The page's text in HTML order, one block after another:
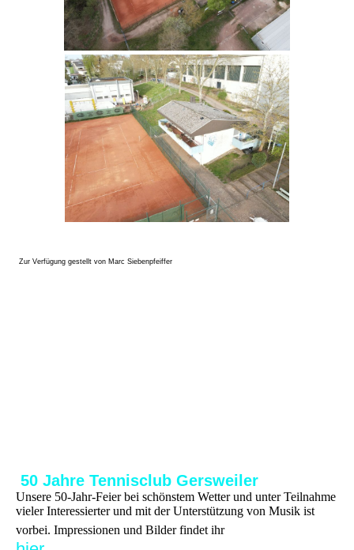
Zur Verfügung gestellt von Marc Siebenpfeiffer
50 Jahre Tennisclub Gersweiler
Unsere 50-Jahr-Feier bei schönstem Wetter und unter Teilnahme
vieler Interessierter und mit der Unterstützung von Musik ist
vorbei. Impressionen und Bilder findet ihr